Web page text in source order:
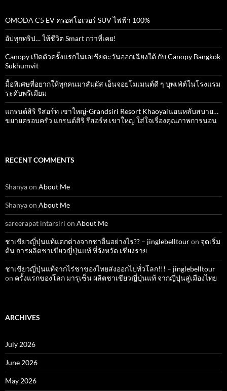
OMODA C5 EV ครอสโอเวอร์ SUV ไฟฟ้า 100%
อัปทุกทริป… ให้ชีวิต Smart กว่าที่เคย!
Canopy เปิดตัวครั้งแรกในเอเชียตะวันออกเฉียงใต้ กับ Canopy Bangkok
Sukhumvit
มื้อพิเศษที่อยากให้ทุกคนมาสัมผัส เอ็นจอยโมเมนต์ดี ๆ บุพเฟ่ต์ในโรงแรม
ระดับพรีเมียม
แกรนด์สิริ​ รีสอร์ท​ เขาใหญ่​-Grandsiri​ Resort​ Khaoyaiนอนหลับสบาย…
ขยายครอบครัว แกรนด์สิริ รีสอร์ท เขาใหญ่ ใส่ใจเรื่องคุณภาพการนอน
RECENT COMMENTS
Shanyaon About Me
Shanyaon About Me
sareerapat intarsiri on About Me
ชาเขียวญี่ปุ่นแท้แตกต่างจากชาอื่นอย่างไร?? – jinglebelltouron จุดเริ่ม
ต้น การผลิตชาเขียวญี่ปุ่นแท้ ที่จังหวัด เชียงราย
ชาเขียวญี่ปุ่นแท้จากไร่ชาของไทยส่งออกไปทั่วโลก!!! – jinglebelltour
on ครั้งแรกของโลก มารุเซ็น ผลิตชาเขียวญี่ปุ่นแท้ จากญี่ปุ่นสู่เมืองไทย
ARCHIVES
July 2026
June 2026
May 2026